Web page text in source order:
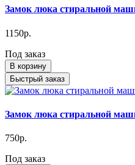
Замок люка стиральной
1150р.
Под заказ
В корзину
Быстрый заказ
Замок люка стиральной
750р.
Под заказ